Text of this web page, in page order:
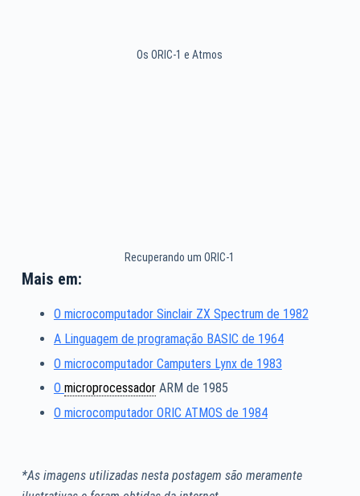
Os ORIC-1 e Atmos
Recuperando um ORIC-1
Mais em:
O microcomputador Sinclair ZX Spectrum de 1982
A Linguagem de programação BASIC de 1964
O microcomputador Camputers Lynx de 1983
O microprocessadorARM de 1985
O microcomputador ORIC ATMOS de 1984
*As imagens utilizadas nesta postagem são meramente